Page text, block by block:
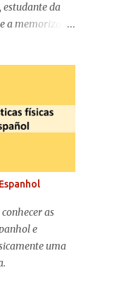
estudante da
a memorizar o
as
e
uma